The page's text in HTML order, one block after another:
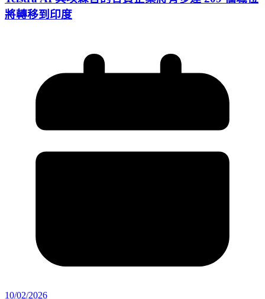
將轉移到印度
10/02/2026